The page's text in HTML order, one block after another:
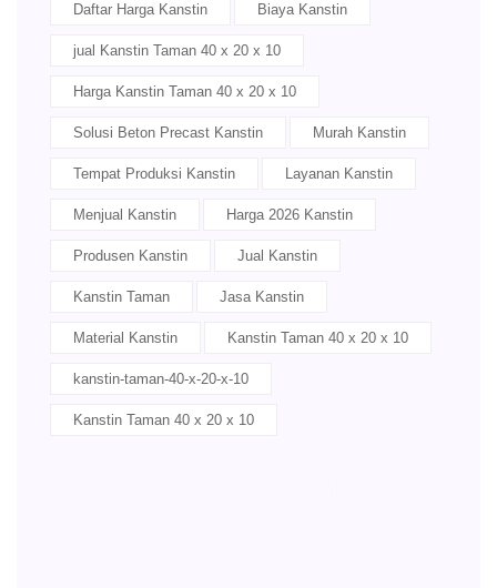
Daftar Harga Kanstin Biaya Kanstin
jual Kanstin Taman 40 x 20 x 10
Harga Kanstin Taman 40 x 20 x 10
Solusi Beton Precast Kanstin Murah Kanstin
Tempat Produksi Kanstin Layanan Kanstin
Menjual Kanstin Harga 2026 Kanstin
Produsen Kanstin Jual Kanstin
Kanstin Taman Jasa Kanstin
Material Kanstin Kanstin Taman 40 x 20 x 10
kanstin-taman-40-x-20-x-10
Kanstin Taman 40 x 20 x 10